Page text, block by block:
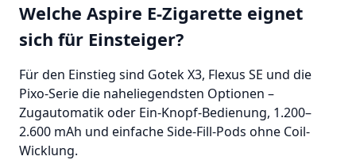
Welche Aspire E-Zigarette eignet
sich für Einsteiger?
Für den Einstieg sind Gotek X3, Flexus SE und die
Pixo-Serie die naheliegendsten Optionen –
Zugautomatik oder Ein-Knopf-Bedienung, 1.200–
2.600 mAh und einfache Side-Fill-Pods ohne Coil-
Wicklung.